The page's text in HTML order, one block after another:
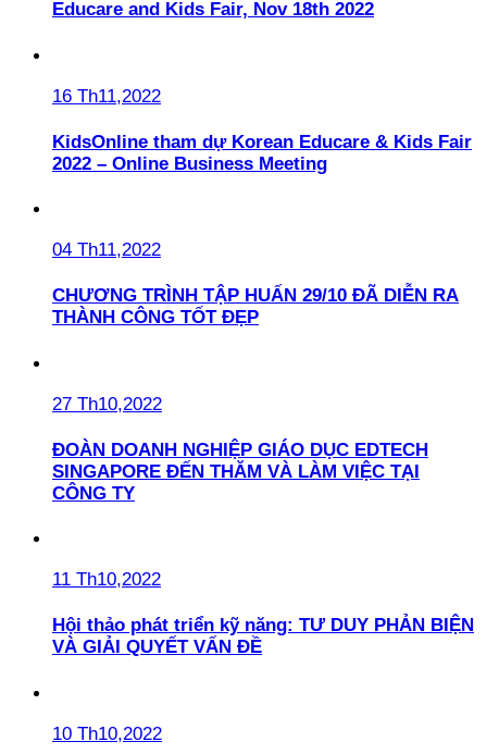
Educare and Kids Fair, Nov 18th 2022
16 Th11,2022
KidsOnline tham dự Korean Educare & Kids Fair
2022 – Online Business Meeting
04 Th11,2022
CHƯƠNG TRÌNH TẬP HUẤN 29/10 ĐÃ DIỄN RA
THÀNH CÔNG TỐT ĐẸP
27 Th10,2022
ĐOÀN DOANH NGHIỆP GIÁO DỤC EDTECH
SINGAPORE ĐẾN THĂM VÀ LÀM VIỆC TẠI
CÔNG TY
11 Th10,2022
Hội thảo phát triển kỹ năng: TƯ DUY PHẢN BIỆN
VÀ GIẢI QUYẾT VẤN ĐỀ
10 Th10,2022